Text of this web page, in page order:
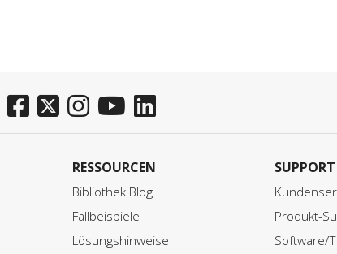
RESSOURCEN
Bibliothek Blog
Fallbeispiele
Lösungshinweise
SUPPORT
Produkt-
Software/